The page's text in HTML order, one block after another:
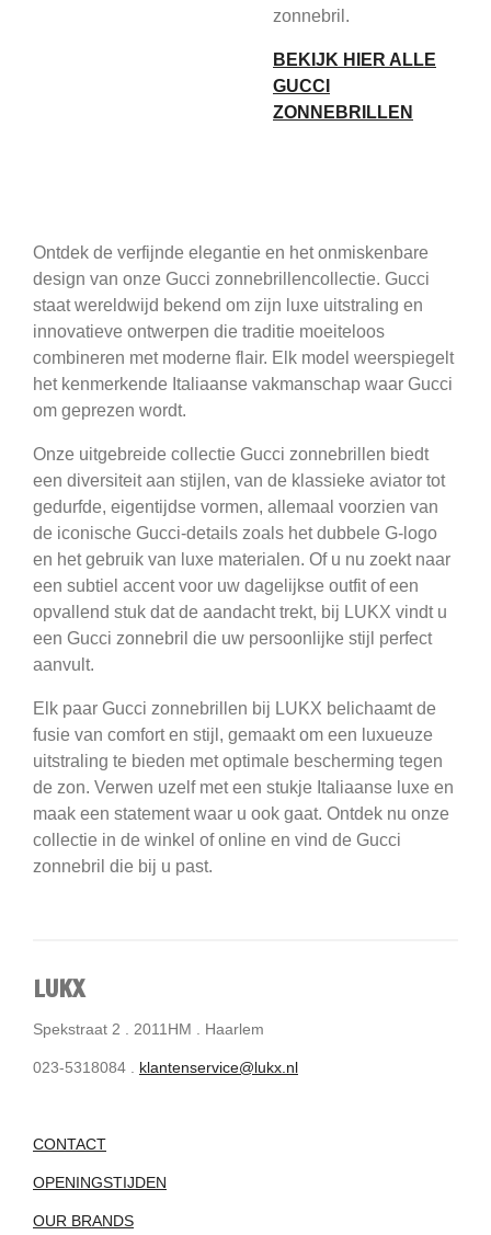
zonnebril.
BEKIJK HIER ALLE
GUCCI
ZONNEBRILLEN
Ontdek de verfijnde elegantie en het onmiskenbare
design van onze Gucci zonnebrillencollectie. Gucci
staat wereldwijd bekend om zijn luxe uitstraling en
innovatieve ontwerpen die traditie moeiteloos
combineren met moderne flair. Elk model weerspiegelt
het kenmerkende Italiaanse vakmanschap waar Gucci
om geprezen wordt.
Onze uitgebreide collectie Gucci zonnebrillen biedt
een diversiteit aan stijlen, van de klassieke aviator tot
gedurfde, eigentijdse vormen, allemaal voorzien van
de iconische Gucci-details zoals het dubbele G-logo
en het gebruik van luxe materialen. Of u nu zoekt naar
een subtiel accent voor uw dagelijkse outfit of een
opvallend stuk dat de aandacht trekt, bij LUKX vindt u
een Gucci zonnebril die uw persoonlijke stijl perfect
aanvult.
Elk paar Gucci zonnebrillen bij LUKX belichaamt de
fusie van comfort en stijl, gemaakt om een luxueuze
uitstraling te bieden met optimale bescherming tegen
de zon. Verwen uzelf met een stukje Italiaanse luxe en
maak een statement waar u ook gaat. Ontdek nu onze
collectie in de winkel of online en vind de Gucci
zonnebril die bij u past.
LUKX
Spekstraat 2 . 2011HM . Haarlem
023-5318084 . klantenservice@lukx.nl
CONTACT
OPENINGSTIJDEN
OUR BRANDS